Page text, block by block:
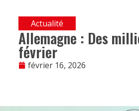
Actualité
Allemagne : Des
février
février 16, 2026